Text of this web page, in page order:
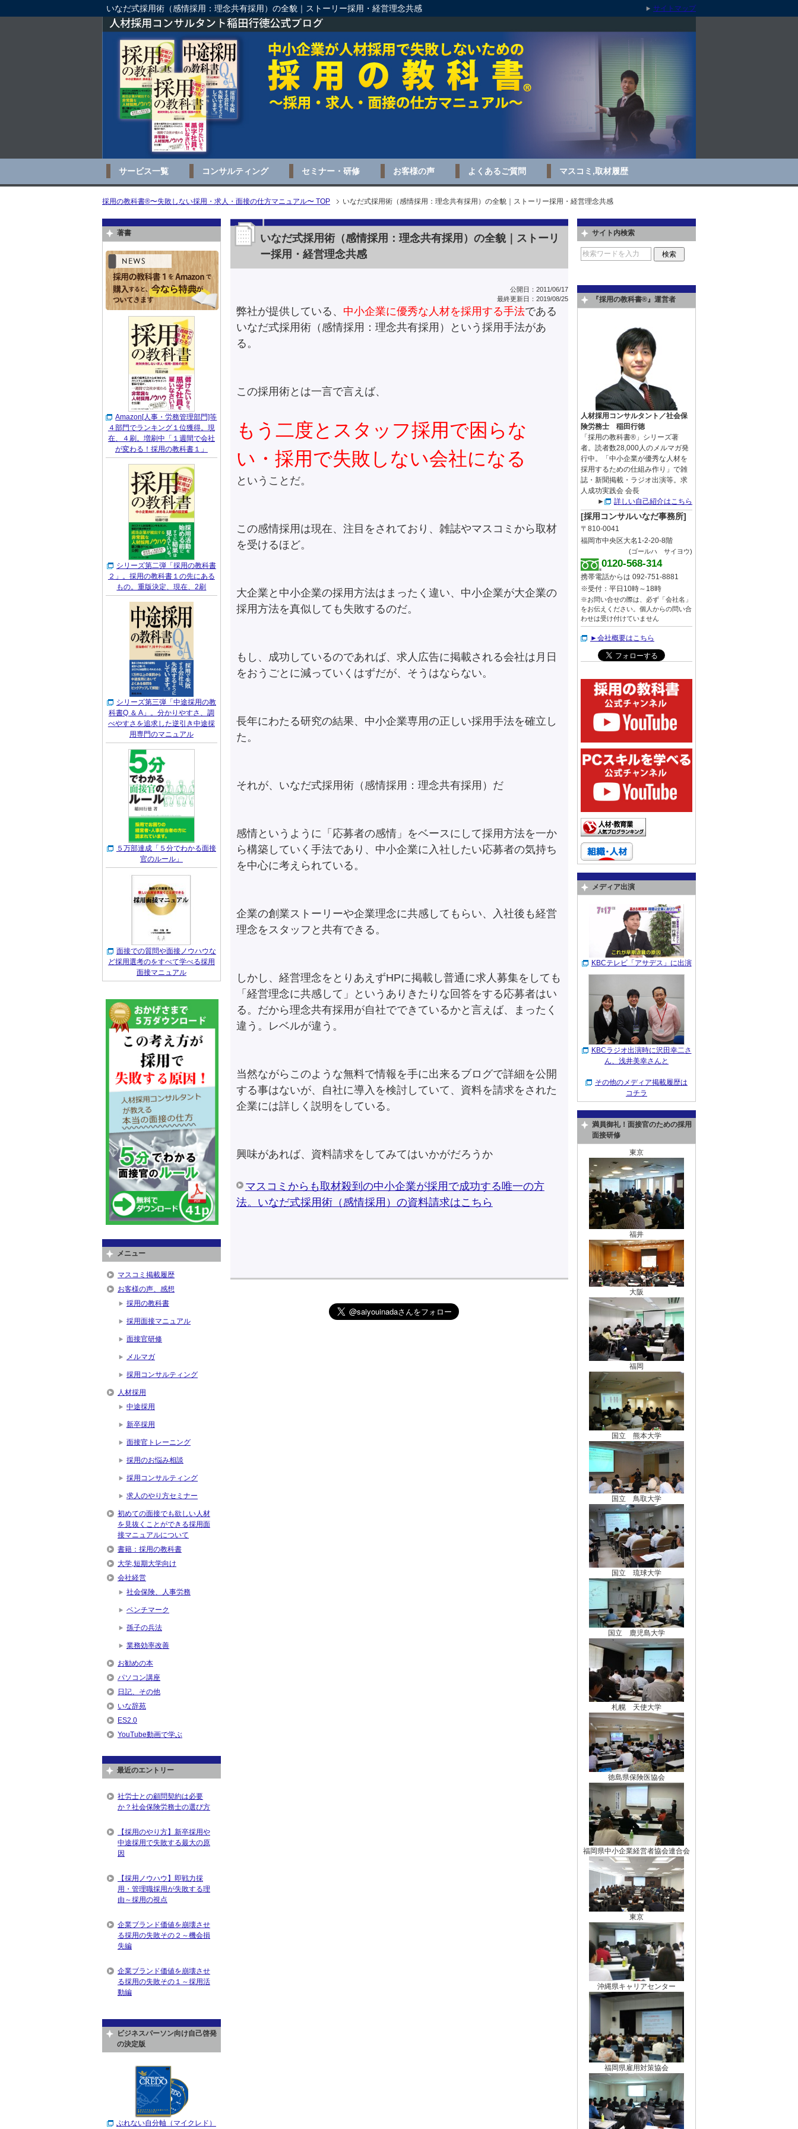
いなだ式採用術（感情採用：理念共有採用）の全貌｜ストーリー採用・経営理念共感
サービス一覧 コンサルティング セミナー・研修 お客様の声 よくあるご質問 マスコミ,取材履歴
採用の教科書®〜失敗しない採用・求人・面接の仕方マニュアル〜 TOP いなだ式採用術（感情採用：理念共有採用）の全貌｜ストーリー採用・経営理念共感
いなだ式採用術（感情採用：理念共有採用）の全貌｜ストーリ
ー採用・経営理念共感
公開日：2011/06/17
最終更新日：2019/08/25
弊社が提供している、 中小企業に優秀な人材を採用する手法である
いなだ式採用術（感情採用：理念共有採用）という採用手法があ
る。
この採用術とは一言で言えば、
もう二度とスタッフ採用で困らな
い・採用で失敗しない会社になる
ということだ。
この感情採用は現在、注目をされており、雑誌やマスコミから取材
を受けるほど。
大企業と中小企業の採用方法はまったく違い、中小企業が大企業の
採用方法を真似しても失敗するのだ。
もし、成功しているのであれば、求人広告に掲載される会社は月日
をおうごとに減っていくはずだが、そうはならない。
長年にわたる研究の結果、中小企業専用の正しい採用手法を確立し
た。
それが、いなだ式採用術（感情採用：理念共有採用）だ
感情というように「応募者の感情」をベースにして採用方法を一か
ら構築していく手法であり、中小企業に入社したい応募者の気持ち
を中心に考えられている。
企業の創業ストーリーや企業理念に共感してもらい、入社後も経営
理念をスタッフと共有できる。
しかし、経営理念をとりあえずHPに掲載し普通に求人募集をしても
「経営理念に共感して」というありきたりな回答をする応募者はい
る。だから理念共有採用が自社でできているかと言えば、まったく
違う。レベルが違う。
当然ながらこのような無料で情報を手に出来るブログで詳細を公開
する事はないが、自社に導入を検討していて、資料を請求をされた
企業には詳しく説明をしている。
興味があれば、資料請求をしてみてはいかがだろうか
マスコミからも取材殺到の中小企業が採用で成功する唯一の方
法。いなだ式採用術（感情採用）の資料請求はこちら
著書
Amazon[人事・労務管理部門]等
４部門でランキング１位獲得。現
在、４刷。増刷中「１週間で会社
が変わる！採用の教科書１」
シリーズ第二弾「採用の教科書
２」。採用の教科書１の先にある
もの。重版決定、現在、2刷
シリーズ第三弾「中途採用の教
科書Q ＆ A」。分かりやすさ、調
べやすさを追求した逆引き中途採
用専門のマニュアル
５万部達成「５分でわかる面接
官のルール」
面接での質問や面接ノウハウな
ど採用選考のをすべて学べる採用
面接マニュアル
メニュー
マスコミ掲載履歴
お客様の声、感想
採用の教科書
採用面接マニュアル
面接官研修
メルマガ
採用コンサルティング
人材採用
中途採用
新卒採用
面接官トレーニング
採用のお悩み相談
採用コンサルティング
求人のやり方セミナー
初めての面接でも欲しい人材
を見抜くことができる採用面
接マニュアルについて
書籍：採用の教科書
大学,短期大学向け
会社経営
社会保険、人事労務
ベンチマーク
孫子の兵法
業務効率改善
お勧めの本
パソコン講座
日記、その他
いな辞苑
ES2.0
YouTube動画で学ぶ
最近のエントリー
社労士との顧問契約は必要
か？社会保険労務士の選び方
【採用のやり方】新卒採用や
中途採用で失敗する最大の原
因
【採用ノウハウ】即戦力採
用・管理職採用が失敗する理
由～採用の視点
企業ブランド価値を崩壊させ
る採用の失敗その２～機会損
失編
企業ブランド価値を崩壊させ
る採用の失敗その１～採用活
動編
ビジネスパーソン向け自己啓発
の決定版
ぶれない自分軸（マイクレド）
サイト内検索
『採用の教科書®』運営者
人材採用コンサルタント／社会保
険労務士 稲田行徳
「採用の教科書®」シリーズ著
者。読者数28,000人のメルマガ発
行中。「中小企業が優秀な人材を
採用するための仕組み作り」で雑
誌・新聞掲載・ラジオ出演等。求
人成功実践会 会長
►
詳しい自己紹介はこちら
[採用コンサルいなだ事務所]
〒810-0041
福岡市中央区大名1-2-20-8階
(ゴールハ サイヨウ)
0120-568-314
携帯電話からは 092-751-8881
※受付：平日10時～18時
※お問い合せの際は、必ず「会社名」
をお伝えください。個人からの問い合
わせは受け付けていません
►会社概要はこちら
メディア出演
KBCテレビ「アサデス」に出演
KBCラジオ出演時に沢田幸二さ
ん、浅井美幸さんと
その他のメディア掲載履歴は
コチラ
満員御礼！面接官のための採用
面接研修
東京
福井
大阪
福岡
国立 熊本大学
国立 鳥取大学
国立 琉球大学
国立 鹿児島大学
札幌 天使大学
徳島県保険医協会
福岡県中小企業経営者協会連合会
東京
沖縄県キャリアセンター
福岡県雇用対策協会
サイトマップ